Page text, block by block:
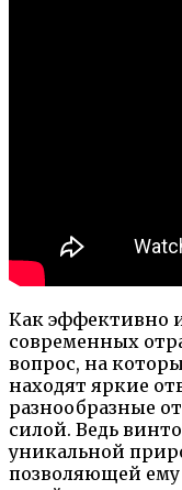
Как эффективно
современных
вопрос, на
находят яркие
разнообразные
силой. Ведь
уникальной
позволяющей ему